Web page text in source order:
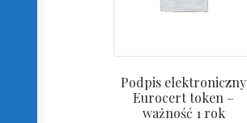
Podpis elektroniczny
Eurocert token –
ważność 1 rok